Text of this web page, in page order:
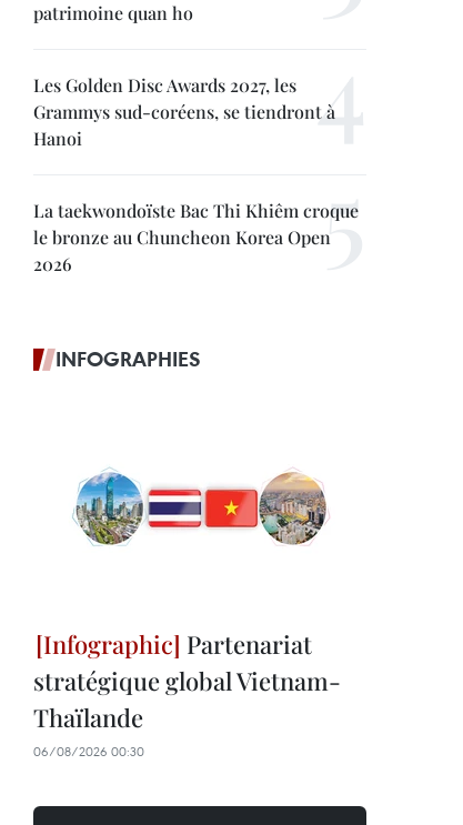
patrimoine quan ho
Les Golden Disc Awards 2027, les
Grammys sud-coréens, se tiendront à
Hanoi
La taekwondoïste Bac Thi Khiêm croque
le bronze au Chuncheon Korea Open
2026
INFOGRAPHIES
Partenariat
stratégique global Vietnam-
Thaïlande
06/08/2026 00:30